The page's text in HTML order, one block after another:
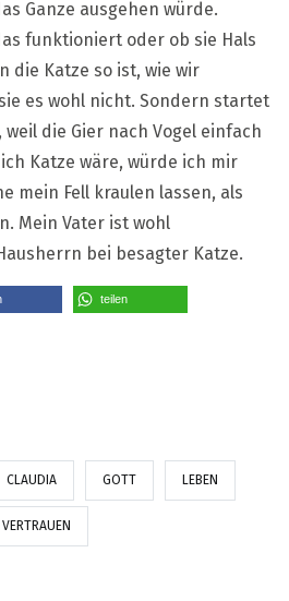
Ganze ausgehen würde.
funktioniert oder ob sie Hals
die Katze so ist, wie wir
es wohl nicht. Sondern startet
die Gier nach Vogel einfach
Katze wäre, würde ich mir
mein Fell kraulen lassen, als
Mein Vater ist wohl
bei besagter Katze.
teilen
CLAUDIA GOTT LEBEN
VERTRAUEN